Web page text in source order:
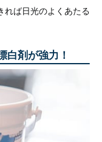
れば日光のよくあたる
白剤が強力！